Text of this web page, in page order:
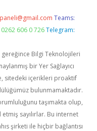
Teams:
606 0 726 Telegram:
gereğince Bilgi Teknolojileri
bir Yer Sağlayıcı
sitedeki içerikleri proaktif
bulunmamaktadır.
taşımakta olup,
sayılırlar. Bu internet
şirketi ile hiçbir bağlantısı